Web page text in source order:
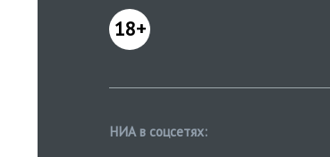
18+
НИА в соцсетях: